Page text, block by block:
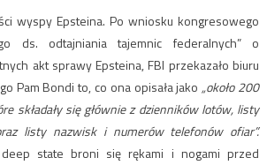
wyspy Epsteina. Po wniosku kongresowego
ds. odtajniania tajemnic federalnych” o
akt sprawy Epsteina, FBI przekazało biuru
Pam Bondi to, co ona opisała jako „około 200
składały się głównie z dzienników lotów, listy
listy nazwisk i numerów telefonów ofiar”.
state broni się rękami i nogami przed